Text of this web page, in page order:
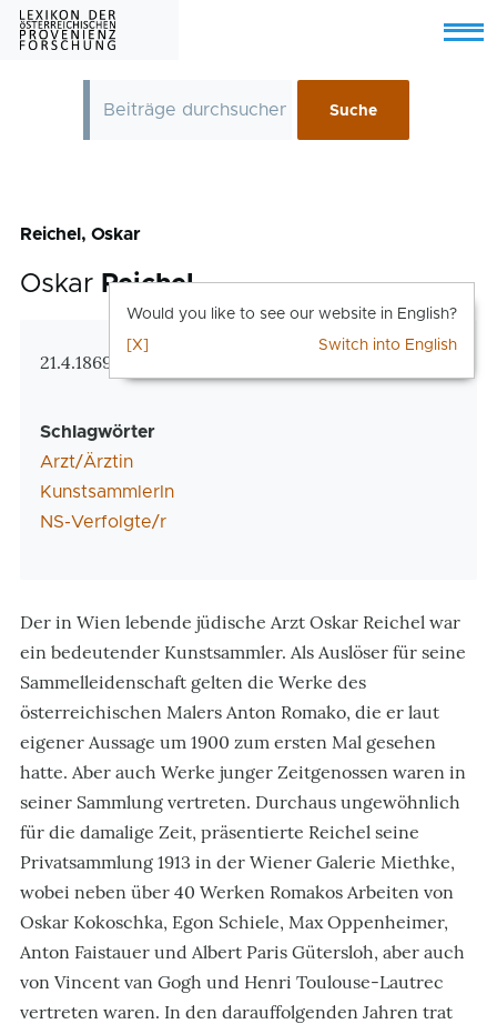
Skip to main content
Menu
Reichel, Oskar
Oskar Reichel
Zusatzinformationen
21.4.1869 Wien – 7.5.1943 Wien
Schlagwörter
Arzt/Ärztin
KunstsammlerIn
NS-Verfolgte/r
Der in Wien lebende jüdische Arzt Oskar Reichel war
ein bedeutender Kunstsammler. Als Auslöser für seine
Sammelleidenschaft gelten die Werke des
österreichischen Malers Anton Romako, die er laut
eigener Aussage um 1900 zum ersten Mal gesehen
hatte. Aber auch Werke junger Zeitgenossen waren in
seiner Sammlung vertreten. Durchaus ungewöhnlich
für die damalige Zeit, präsentierte Reichel seine
Privatsammlung 1913 in der Wiener Galerie Miethke,
wobei neben über 40 Werken Romakos Arbeiten von
Oskar Kokoschka, Egon Schiele, Max Oppenheimer,
Anton Faistauer und Albert Paris Gütersloh, aber auch
von Vincent van Gogh und Henri Toulouse-Lautrec
vertreten waren. In den darauffolgenden Jahren trat
Would you like to see our website in English?
Switch into English
[X]